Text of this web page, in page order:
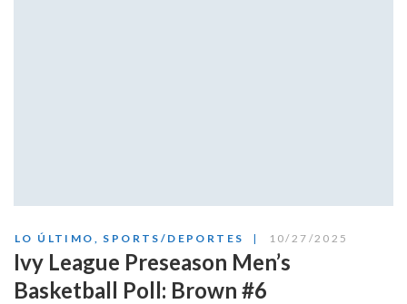
LO ÚLTIMO SPORTS/DEPORTES 10/27/2025
Ivy League Preseason Men’s
Basketball Poll: Brown #6